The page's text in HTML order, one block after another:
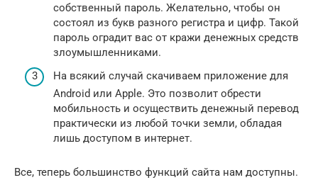
собственный пароль. Желательно, чтобы он
состоял из букв разного регистра и цифр. Такой
пароль оградит вас от кражи денежных средств
злоумышленниками.
На всякий случай скачиваем приложение для
Android или Apple. Это позволит обрести
мобильность и осуществить денежный перевод
практически из любой точки земли, обладая
лишь доступом в интернет.
Все, теперь большинство функций сайта нам доступны.